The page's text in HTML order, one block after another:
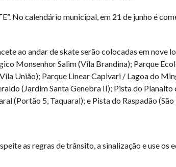
No calendário municipal, em 21 de junho é
ao andar de skate serão colocadas em nove
Monsenhor Salim (Vila Brandina); Parque
União); Parque Linear Capivari / Lagoa do
(Jardim Santa Genebra II); Pista do
(Portão 5, Taquaral); e Pista do Raspadão
as regras de trânsito, a sinalização e use os